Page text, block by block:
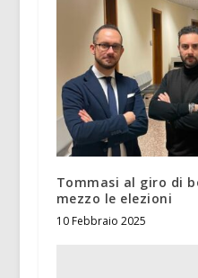
Tommasi al giro di
mezzo le elezioni
10 Febbraio 2025